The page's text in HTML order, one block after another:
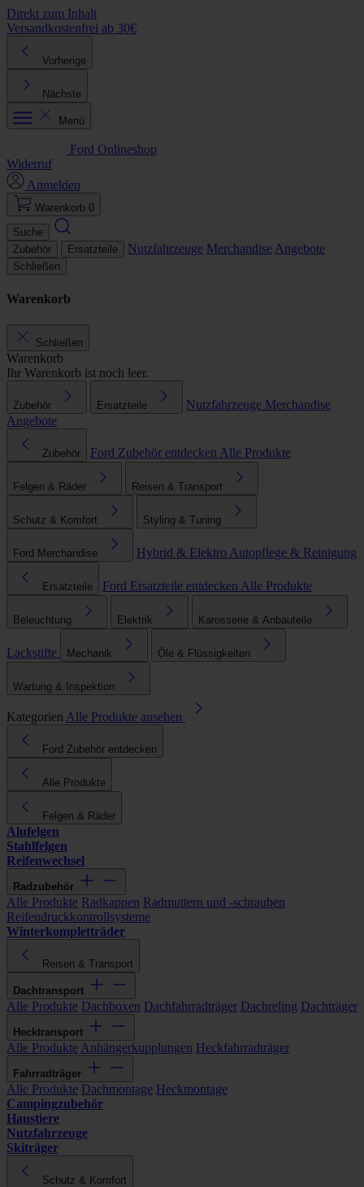
Direkt zum Inhalt
Versandkostenfrei ab 30€
Vorherige
Nächste
Menü
Ford Onlineshop
Widerruf
Anmelden
Warenkorb 0
Suche
Zubehör
Ersatzteile Nutzfahrzeuge Merchandise Angebote
Schließen
Warenkorb
Schließen
Warenkorb
Ihr Warenkorb ist noch leer.
Zubehör Ersatzteile Nutzfahrzeuge Merchandise
Angebote
Zubehör Ford Zubehör entdecken Alle Produkte
Felgen & Räder Reisen & Transport
Schutz & Komfort Styling & Tuning
Ford Merchandise Hybrid & Elektro Autopflege & Reinigung
Ersatzteile Ford Ersatzteile entdecken Alle Produkte
Beleuchtung Elektrik Karosserie & Anbauteile
Lackstifte Mechanik Öle & Flüssigkeiten
Wartung & Inspektion
Kategorien Alle Produkte ansehen
Ford Zubehör entdecken
Alle Produkte
Felgen & Räder
Alufelgen
Stahlfelgen
Reifenwechsel
Radzubehör
Alle Produkte Radkappen Radmuttern und -schrauben
Reifendruckkontrollsysteme
Winterkompletträder
Reisen & Transport
Dachtransport
Alle Produkte Dachboxen Dachfahrradträger Dachreling Dachträger
Hecktransport
Alle Produkte Anhängerkupplungen Heckfahrradträger
Fahrradträger
Alle Produkte Dachmontage Heckmontage
Campingzubehör
Haustiere
Nutzfahrzeuge
Skiträger
Schutz & Komfort